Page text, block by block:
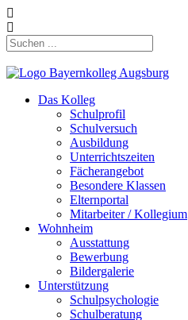
Das Kolleg
Schulprofil
Schulversuch
Ausbildung
Unterrichtszeiten
Fächerangebot
Besondere Klassen
Elternportal
Mitarbeiter / Kollegium
Wohnheim
Ausstattung
Bewerbung
Bildergalerie
Unterstützung
Schulpsychologie
Schulberatung